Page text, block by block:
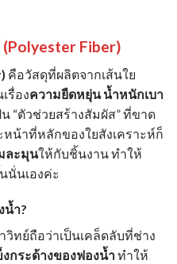
Fiber)
คือวัสดุที่ผลิตจากเส้นใย
รื่องความยืดหยุ่น น้ำหนักเบา
“ตัวช่วยสร้างสัมผัส” ที่ขาด
หน้าที่หลักของใยสังเคราะห์ก็
ละมุนให้กับชิ้นงาน ทำให้
นั่นเองค่ะ
น้ำ?
ทย์ถือว่าเป็นเคล็ดลับที่ช่าง
กระด้างของฟองน้ำทำให้